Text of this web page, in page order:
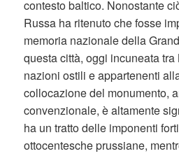
contesto baltico. Nonostante
Russa ha ritenuto che fosse
memoria nazionale della
questa città, oggi incuneata
nazioni ostili e appartenenti
collocazione del monumento,
convenzionale, è altamente
ha un tratto delle imponenti
ottocentesche prussiane,